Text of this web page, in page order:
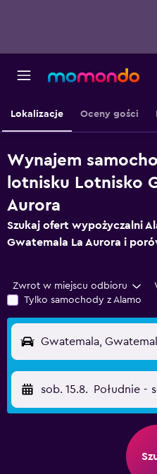
Lokalizacje Oceny gości
Wynajem
lotnisku Lotnisko
Aurora
Szukaj ofert wypożyczalni
Gwatemala La Aurora i
Zwrot w miejscu odbioru
Tylko samochody z Alamo
Gwatemala,
sob. 15.8. Południe -